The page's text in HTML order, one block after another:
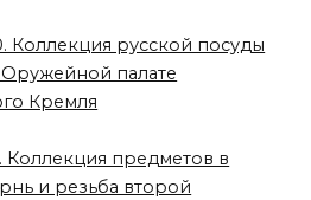
Коллекция русской посуды
Оружейной палате
Кремля
Коллекция предметов в
и резьба второй